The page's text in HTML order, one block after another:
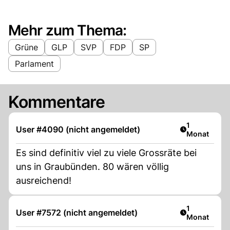
Mehr zum Thema:
Grüne GLP SVP FDP
SP
Parlament
Kommentare
User #4090 (nicht angemeldet) Artikel
1
Monat
Es sind definitiv viel zu viele Grossräte bei
uns in Graubünden. 80 wären völlig
ausreichend!
User #7572 (nicht angemeldet) Artikel
1
Monat